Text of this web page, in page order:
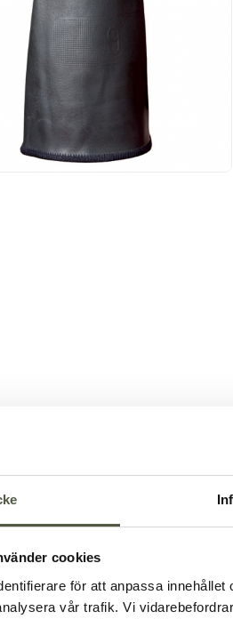
cookies
för att anpassa
vår trafik. ViHandlar du som